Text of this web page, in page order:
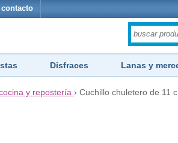
Disfraces Lanas y
y repostería › Cuchillo chuletero de 11